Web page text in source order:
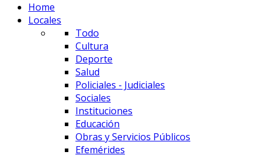
Home
Locales
Todo
Cultura
Deporte
Salud
Policiales - Judiciales
Sociales
Instituciones
Educación
Obras y Servicios Públicos
Efemérides